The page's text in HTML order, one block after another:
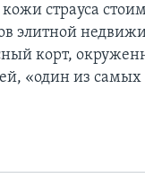
страуса
элитной
корт,
«один из